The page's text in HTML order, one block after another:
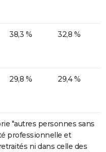
38,3 % 32,8 %
29,8 % 29,4 %
"autres personnes sans
professionnelle et
ni dans celle des